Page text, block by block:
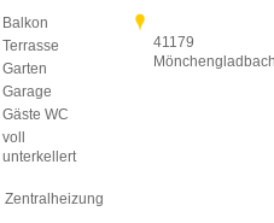
Balkon
Terrasse
Garten
Garage
Gäste WC
voll
unterkellert
Zentralheizung
41179